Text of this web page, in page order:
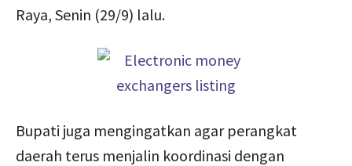
Raya, Senin (29/9) lalu.
Bupati juga mengingatkan agar perangkat
daerah terus menjalin koordinasi dengan